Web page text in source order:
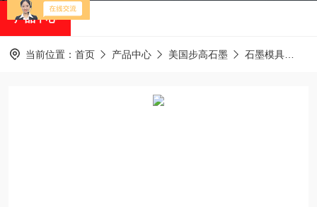
产品中心
当前位置： 首页 产品中心 美国步高石墨 石墨模具